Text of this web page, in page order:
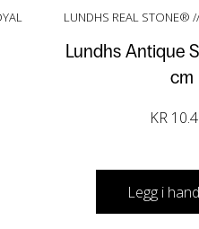
LUNDHS REAL STONE®
Lundhs Antique
cm
KR
Legg i